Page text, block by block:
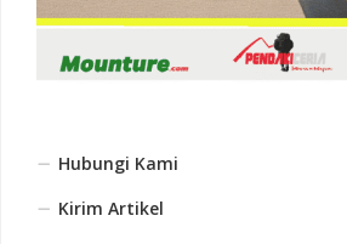
Hubungi Kami
Kirim Artikel